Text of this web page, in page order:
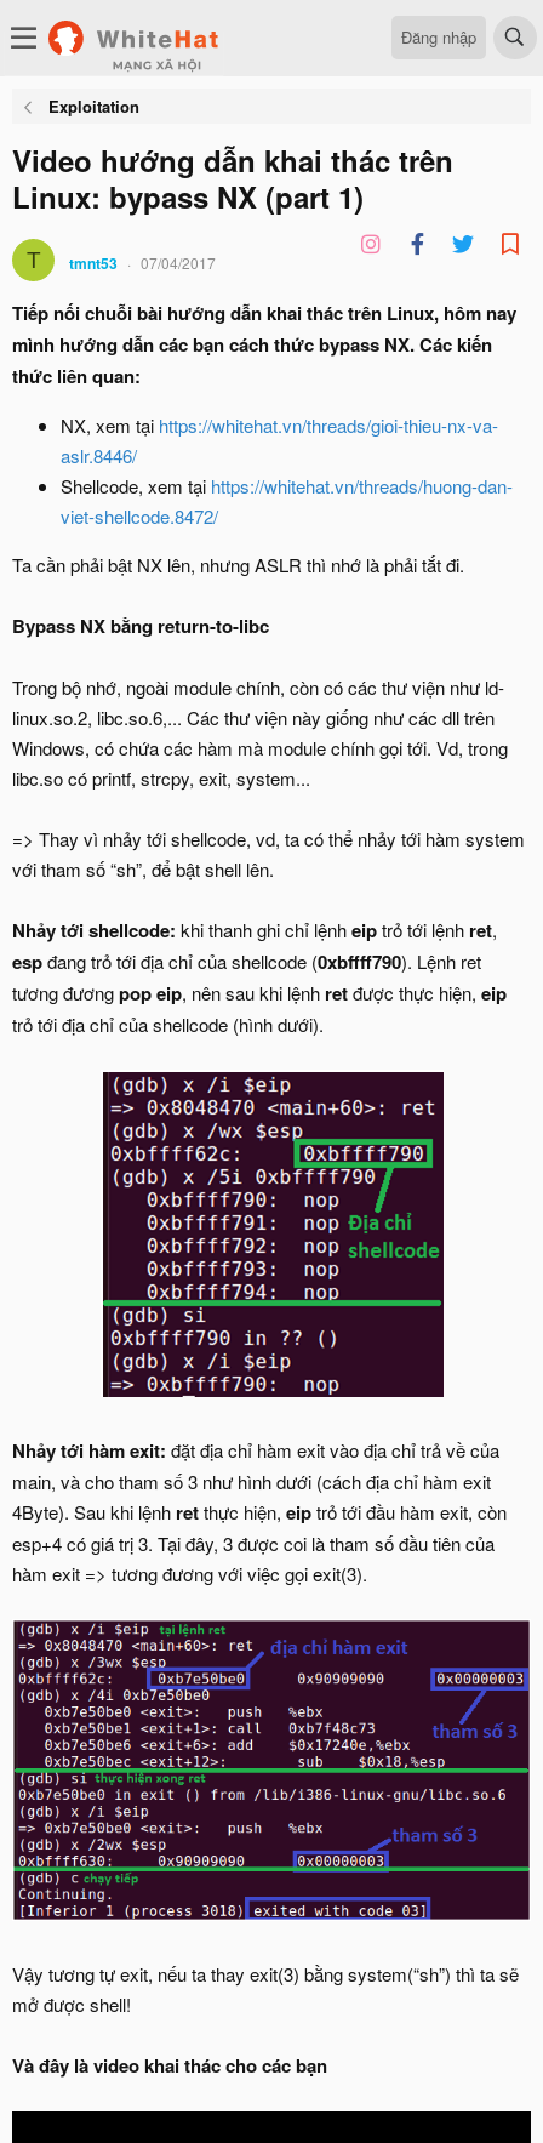
Đăng nhập
Exploitation
Video hướng dẫn khai thác trên
Linux: bypass NX (part 1)
T tmnt53 07/04/2017
Tiếp nối chuỗi bài hướng dẫn khai thác trên Linux, hôm nay
mình hướng dẫn các bạn cách thức bypass NX. Các kiến
thức liên quan:
NX, xem tại https://whitehat.vn/threads/gioi-thieu-nx-va-
aslr.8446/
Shellcode, xem tại https://whitehat.vn/threads/huong-dan-
viet-shellcode.8472/
Ta cần phải bật NX lên, nhưng ASLR thì nhớ là phải tắt đi.
Bypass NX bằng return-to-libc
Trong bộ nhớ, ngoài module chính, còn có các thư viện như ld-
linux.so.2, libc.so.6,... Các thư viện này giống như các dll trên
Windows, có chứa các hàm mà module chính gọi tới. Vd, trong
libc.so có printf, strcpy, exit, system...
=> Thay vì nhảy tới shellcode, vd, ta có thể nhảy tới hàm system
với tham số “sh”, để bật shell lên.
Nhảy tới shellcode: khi thanh ghi chỉ lệnheiptrỏ tới lệnh ret,
espđang trỏ tới địa chỉ của shellcode (0xbffff790). Lệnh ret
tương đươngpop eip, nên sau khi lệnh retđược thực hiện, eip
trỏ tới địa chỉ của shellcode (hình dưới).
Nhảy tới hàm exit: đặt địa chỉ hàm exit vào địa chỉ trả về của
main, và cho tham số 3 như hình dưới (cách địa chỉ hàm exit
4Byte). Sau khi lệnh retthực hiện, eiptrỏ tới đầu hàm exit, còn
esp+4 có giá trị 3. Tại đây, 3 được coi là tham số đầu tiên của
hàm exit => tương đương với việc gọi exit(3).
Vậy tương tự exit, nếu ta thay exit(3) bằng system(“sh”) thì ta sẽ
mở được shell!
Và đây là video khai thác cho các bạn